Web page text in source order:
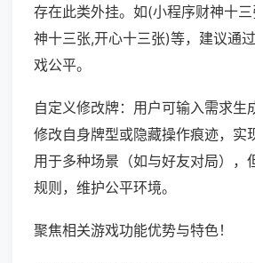
存在此类外挂。如(小程序财神十
神十三张,开心十三张)等，建议通
戏公平。
自定义修改牌：用户可输入需求生
修改自身牌型或隐藏操作痕迹，实
用于多种场景（如与好友对局），
规则，维护公平环境。
聚焦相关游戏功能优势与特色！